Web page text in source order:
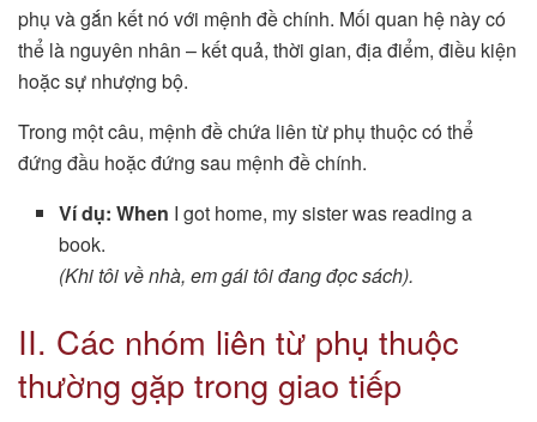
phụ và gắn kết nó với mệnh đề chính. Mối quan hệ này có
thể là nguyên nhân – kết quả, thời gian, địa điểm, điều kiện
hoặc sự nhượng bộ.
Trong một câu, mệnh đề chứa liên từ phụ thuộc có thể
đứng đầu hoặc đứng sau mệnh đề chính.
Ví dụ: When I got home, my sister was reading a
book.
(Khi tôi về nhà, em gái tôi đang đọc sách).
II. Các nhóm liên từ phụ thuộc
thường gặp trong giao tiếp